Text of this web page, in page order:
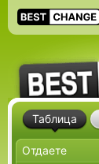
Таблица